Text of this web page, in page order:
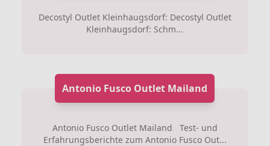
Decostyl Outlet Kleinhaugsdorf: Decostyl Outlet
Kleinhaugsdorf: Schm...
Antonio Fusco Outlet Mailand
Antonio Fusco Outlet Mailand Test- und
Erfahrungsberichte zum Antonio Fusco Out...